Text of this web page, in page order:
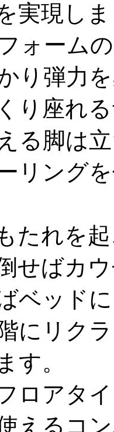
実現し
ォーム
り弾力
り座れ
る脚は
リング
たれを
せばカ
ベッド
にリク
す。
ロアタ
えるコ